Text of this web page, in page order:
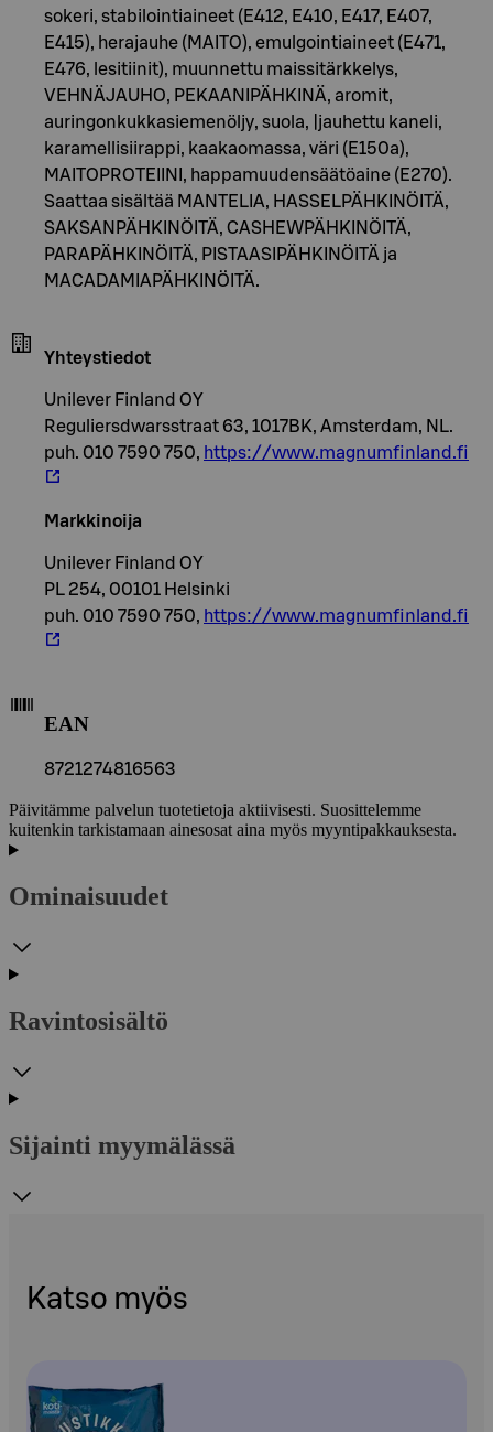
sokeri, stabilointiaineet (E412, E410, E417, E407,
E415), herajauhe (MAITO), emulgointiaineet (E471,
E476, lesitiinit), muunnettu maissitärkkelys,
VEHNÄJAUHO, PEKAANIPÄHKINÄ, aromit,
auringonkukkasiemenöljy, suola, |jauhettu kaneli,
karamellisiirappi, kaakaomassa, väri (E150a),
MAITOPROTEIINI, happamuudensäätöaine (E270).
Saattaa sisältää MANTELIA, HASSELPÄHKINÖITÄ,
SAKSANPÄHKINÖITÄ, CASHEWPÄHKINÖITÄ,
PARAPÄHKINÖITÄ, PISTAASIPÄHKINÖITÄ ja
MACADAMIAPÄHKINÖITÄ.
Yhteystiedot
Unilever Finland OY
Reguliersdwarsstraat 63, 1017BK, Amsterdam, NL.
puh. 010 7590 750, https://www.magnumfinland.fi
Markkinoija
Unilever Finland OY
PL 254, 00101 Helsinki
puh. 010 7590 750, https://www.magnumfinland.fi
EAN
8721274816563
Päivitämme palvelun tuotetietoja aktiivisesti. Suosittelemme
kuitenkin tarkistamaan ainesosat aina myös myyntipakkauksesta.
Ominaisuudet
Ravintosisältö
Sijainti myymälässä
Katso myös